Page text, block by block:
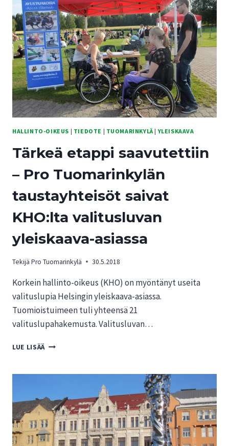
TOTEUTUMISTA
–
ESIINTYMIÄ
MYÖS
TUOMARINKYLÄSSÄ
HALLINTO-OIKEUS | TIEDOTE | TUOMARINKYLÄ|YLEISKAAVA
Tärkeä etappi saavutettiin
– Pro Tuomarinkylän
taustayhteisöt saivat
KHO:lta valitusluvan
yleiskaava-asiassa
Tekijä Pro Tuomarinkylä 30.5.2018
Korkein hallinto-oikeus (KHO) on myöntänyt useita
valituslupia Helsingin yleiskaava-asiassa.
Tuomioistuimeen tuli yhteensä 21
valituslupahakemusta. Valitusluvan…
LUE LISÄÄ TÄRKEÄ
–
TUOMARINKYLÄN
TAUSTAYHTEISÖT
SAIVAT
KHO:LTA
VALITUSLUVAN